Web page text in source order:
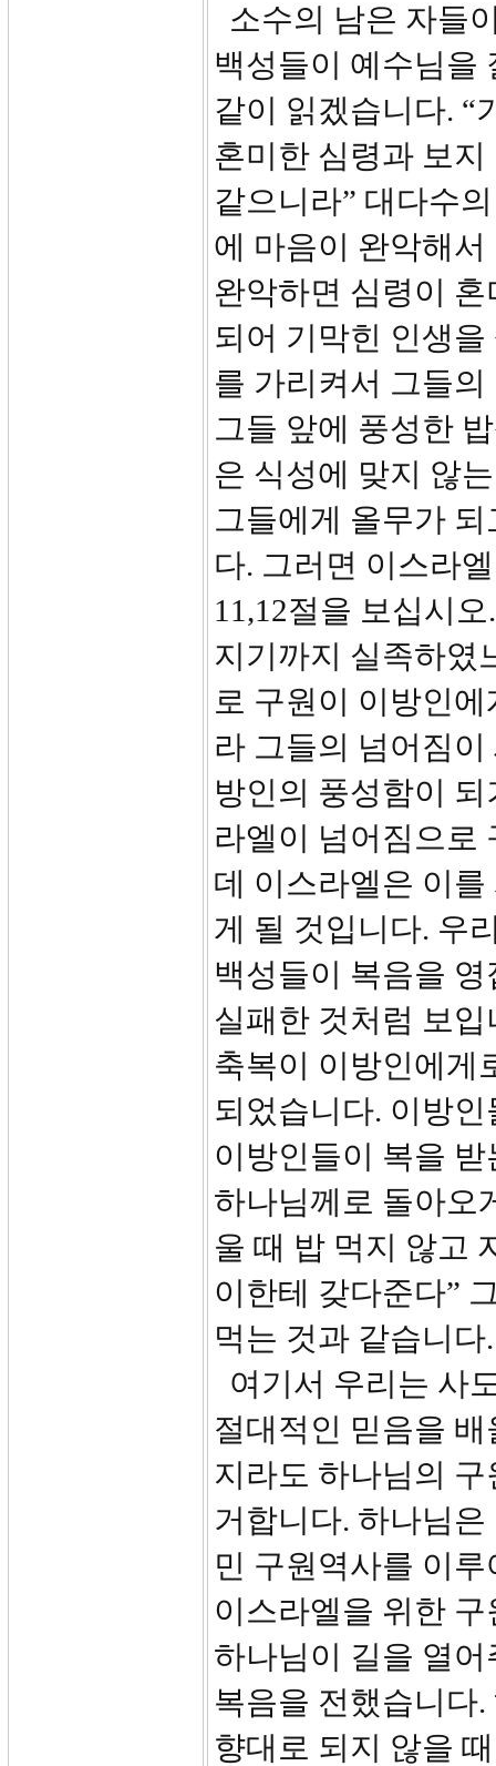
소수의 남은 자들
백성들이 예수님을
같이 읽겠습니다. “
혼미한 심령과 보
같으니라” 대다수
에 마음이 완악해
완악하면 심령이
되어 기막힌 인생
를 가리켜서 그들
그들 앞에 풍성한
은 식성에 맞지 않
그들에게 올무가
다. 그러면 이스라
11,12절을 보십시
지기까지 실족하였
로 구원이 이방인
라 그들의 넘어짐
방인의 풍성함이
라엘이 넘어짐으로
데 이스라엘은 이
게 될 것입니다. 우
백성들이 복음을
실패한 것처럼 보
축복이 이방인에게
되었습니다. 이방
이방인들이 복을
하나님께로 돌아오
울 때 밥 먹지 않고
이한테 갖다준다”
먹는 것과 같습니다.
여기서 우리는 사
절대적인 믿음을
지라도 하나님의
거합니다. 하나님
민 구원역사를 이
이스라엘을 위한
하나님이 길을 열
복음을 전했습니다
향대로 되지 않을